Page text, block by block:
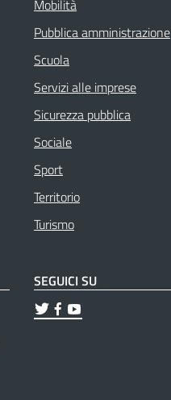
Mobilità
Pubblica amministrazione
Scuola
Servizi alle imprese
Sicurezza pubblica
Sociale
Sport
Territorio
Turismo
SEGUICI SU